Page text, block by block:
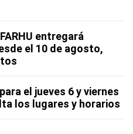
entregará
el 10 de agosto,
el jueves 6 y viernes
los lugares y horarios